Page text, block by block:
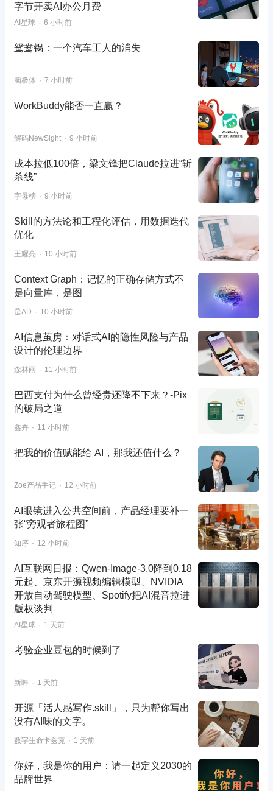
字节开卖AI办公月费
AI星球 6 小时前
鸳鸯锅：一个汽车工人的消失
脑极体 7 小时前
WorkBuddy能否一直赢？
解码NewSight 9 小时前
成本拉低100倍，梁文锋把Claude拉进“斩
杀线”
字母榜 9 小时前
Skill的方法论和工程化评估，用数据迭代
优化
王耀亮 10 小时前
Context Graph：记忆的正确存储方式不
是向量库，是图
是AD 10 小时前
AI信息茧房：对话式AI的隐性风险与产品
设计的伦理边界
森林雨 11 小时前
巴西支付为什么曾经贵还降不下来？-Pix
的破局之道
鑫卉 11 小时前
把我的价值赋能给 AI，那我还值什么？
Zoe产品手记 12 小时前
AI眼镜进入公共空间前，产品经理要补一
张“旁观者旅程图”
知序 12 小时前
AI互联网日报：Qwen-Image-3.0降到0.18
元起、京东开源视频编辑模型、NVIDIA
开放自动驾驶模型、Spotify把AI混音拉进
版权谈判
AI星球 1 天前
考验企业豆包的时候到了
新眸 1 天前
开源「活人感写作.skill」，只为帮你写出
没有AI味的文字。
数字生命卡兹克 1 天前
你好，我是你的用户：请一起定义2030的
品牌世界